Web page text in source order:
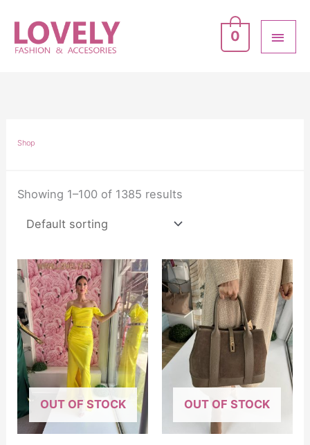
content
0
Shop
Showing 1–100 of 1385 results
OUT OF STOCK OUT OF STOCK